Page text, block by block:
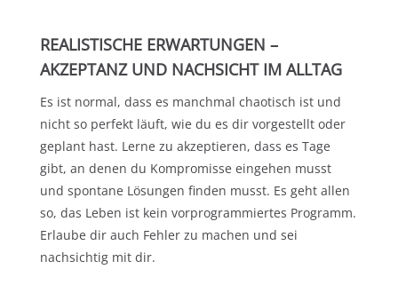
REALISTISCHE ERWARTUNGEN –
AKZEPTANZ UND NACHSICHT IM ALLTAG
Es ist normal, dass es manchmal chaotisch ist und
nicht so perfekt läuft, wie du es dir vorgestellt oder
geplant hast. Lerne zu akzeptieren, dass es Tage
gibt, an denen du Kompromisse eingehen musst
und spontane Lösungen finden musst. Es geht allen
so, das Leben ist kein vorprogrammiertes Programm.
Erlaube dir auch Fehler zu machen und sei
nachsichtig mit dir.